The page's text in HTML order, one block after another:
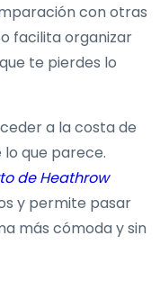
con otras
facilita organizar
te pierdes lo
a la costa de
que parece.
de Heathrow
y permite pasar
más cómoda y sin